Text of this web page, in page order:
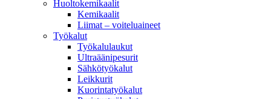
Huoltokemikaalit
Kemikaalit
Liimat – voiteluaineet
Työkalut
Työkalulaukut
Ultraäänipesurit
Sähkötyökalut
Leikkurit
Kuorintatyökalut